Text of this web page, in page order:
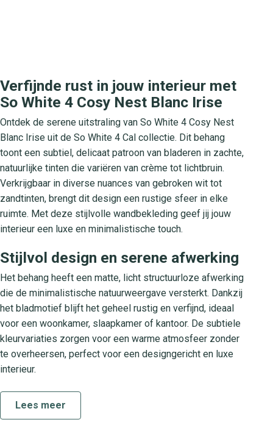
Verfijnde rust in jouw interieur met
So White 4 Cosy Nest Blanc Irise
Ontdek de serene uitstraling van So White 4 Cosy Nest
Blanc Irise uit de So White 4 Cal collectie. Dit behang
toont een subtiel, delicaat patroon van bladeren in zachte,
natuurlijke tinten die variëren van crème tot lichtbruin.
Verkrijgbaar in diverse nuances van gebroken wit tot
zandtinten, brengt dit design een rustige sfeer in elke
ruimte. Met deze stijlvolle wandbekleding geef jij jouw
interieur een luxe en minimalistische touch.
Stijlvol design en serene afwerking
Het behang heeft een matte, licht structuurloze afwerking
die de minimalistische natuurweergave versterkt. Dankzij
het bladmotief blijft het geheel rustig en verfijnd, ideaal
voor een woonkamer, slaapkamer of kantoor. De subtiele
kleurvariaties zorgen voor een warme atmosfeer zonder
te overheersen, perfect voor een designgericht en luxe
interieur.
De So White 4 Cal collectie
De So White 4 Cal collectie staat voor een eigentijdse
Lees meer